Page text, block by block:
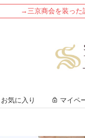
→三京商会を装った
お気に入り マイペ